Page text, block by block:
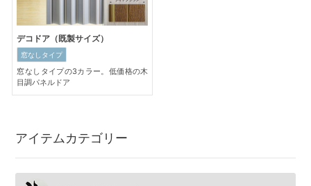
デコドア（既製サイズ）
窓なしタイプ
窓なしタイプの3カラー。低価格の木
目調パネルドア
アイテムカテゴリー